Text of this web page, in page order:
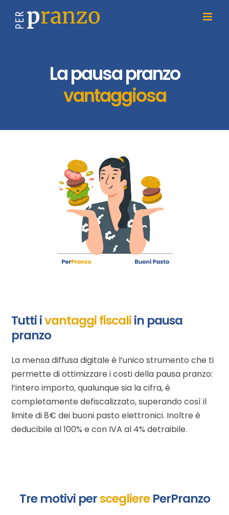
La pausa pranzo
vantaggiosa
Tutti ivantaggi fiscaliin pausa
pranzo
La mensa diffusa digitale è l’unico strumento che ti
permette di ottimizzare i costi della pausa pranzo:
l’intero importo, qualunque sia la cifra, è
completamente defiscalizzato, superando così il
limite di 8€ dei buoni pasto elettronici. Inoltre è
deducibile al 100% e con IVA al 4% detraibile.
Tre motivi persceglierePerPranzo